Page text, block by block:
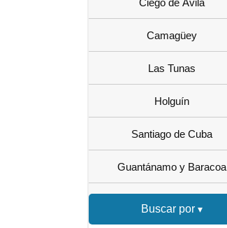
Ciego de Ávila
Camagüey
Las Tunas
Holguín
Santiago de Cuba
Guantánamo y Baracoa
Buscar por